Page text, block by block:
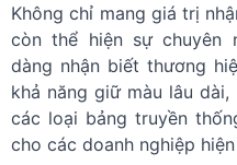
Không chỉ mang giá trị
còn thể hiện sự chuyên
dàng nhận biết thương
khả năng giữ màu lâu
các loại bảng truyền
cho các doanh nghiệp